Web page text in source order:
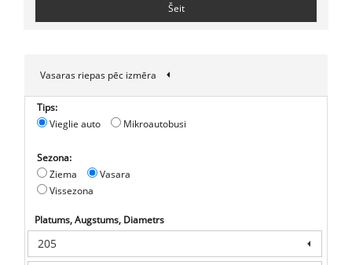
Šeit
Vasaras riepas pēc izmēra
Tips:
Vieglie auto
Mikroautobusi
Sezona:
Ziema
Vasara
Vissezona
Platums, Augstums, Diametrs
205